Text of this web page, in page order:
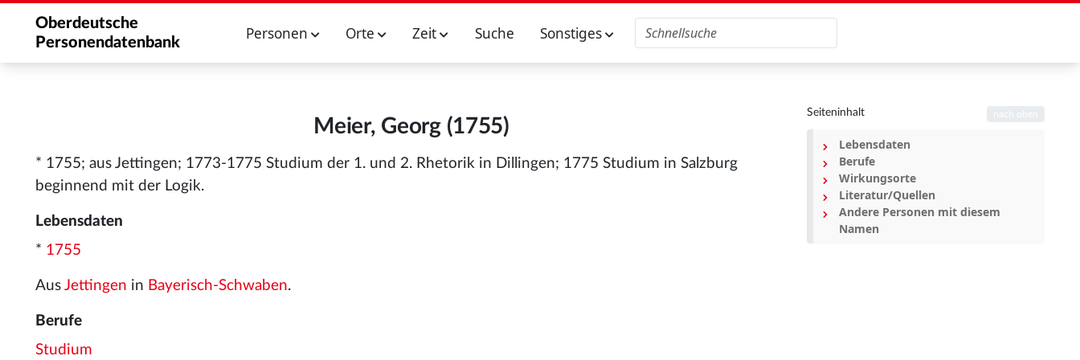
Oberdeutsche
Personendatenbank
Personen Orte Zeit Suche Sonstiges
Meier, Georg (1755)
* 1755; aus Jettingen; 1773-1775 Studium der 1. und 2. Rhetorik in Dillingen; 1775 Studium in Salzburg
beginnend mit der Logik.
Lebensdaten
* 1755
Aus Jettingen in Bayerisch-Schwaben.
Berufe
Studium
Seiteninhalt
Lebensdaten
Berufe
Wirkungsorte
Literatur/Quellen
Andere Personen mit diesem
Namen